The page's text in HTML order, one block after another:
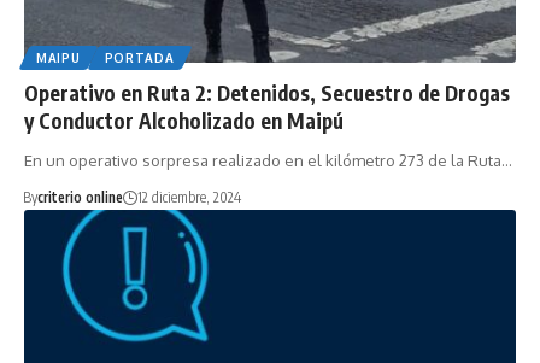
MAIPU PORTADA
Operativo en Ruta 2: Detenidos, Secuestro de Drogas
y Conductor Alcoholizado en Maipú
En un operativo sorpresa realizado en el kilómetro 273 de la Ruta…
Bycriterio online 12 diciembre, 2024